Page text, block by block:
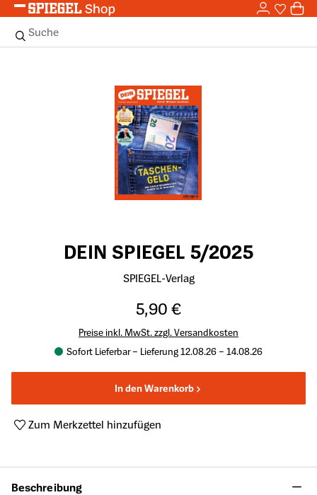
Zum Hauptinhalt springen 0
Suche
DEIN SPIEGEL 5/2025
SPIEGEL-Verlag
5,90 €
Preise inkl. MwSt. zzgl. Versandkosten
Sofort Lieferbar – Lieferung 12.08.26 – 14.08.26
In den Warenkorb
Zum Merkzettel hinzufügen
Beschreibung